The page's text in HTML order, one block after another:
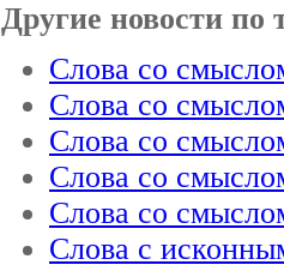
Другие новости по
Слова со
Слова со
Слова со
Слова со
Слова со
Слова с